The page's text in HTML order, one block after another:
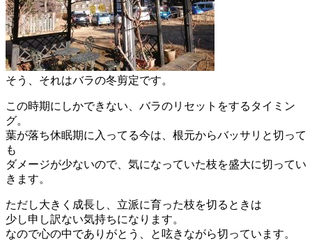
そう、それはバラの冬剪定です。
この時期にしかできない、バラのリセットをするタイミン
グ。
葉が落ち休眠期に入ってる今は、根元からバッサリと切って
も
ダメージが少ないので、気になっていた枝を盛大に切ってい
きます。
ただし大きく成長し、立派に育った枝を切るときは
少し申し訳ない気持ちになります。
なので心の中でありがとう、と呟きながら切っています。